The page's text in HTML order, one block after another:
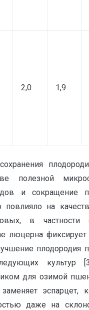
2,0 1,9
полезной
и сокращение
повлияло на
в частности
фиксирует
плодородия
культур
для озимой
эспарцет,
даже на